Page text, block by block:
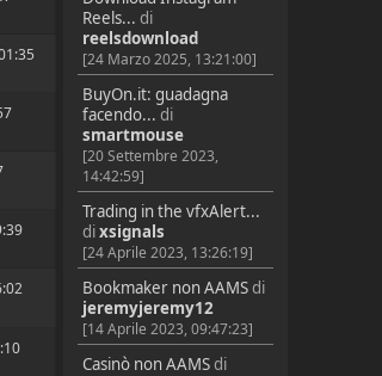
Reels... di
reelsdownload
[24 Marzo 2025, 13:21:00]
BuyOn.it: guadagna
facendo... di
smartmouse
[20 Settembre 2023,
14:42:59]
Trading in the vfxAlert...
dixsignals
[24 Aprile 2023, 13:26:19]
Bookmaker non AAMSdi
jeremyjeremy12
[14 Aprile 2023, 09:47:23]
Casinò non AAMSdi